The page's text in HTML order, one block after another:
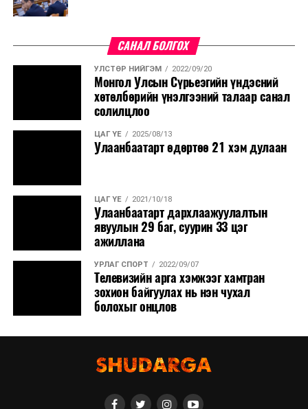
САНАЛ БОЛГОХ
УЛСТӨР НИЙГЭМ 2022/09/20
Монгол Улсын Сүрьеэгийн үндэсний
хөтөлбөрийн үнэлгээний талаар санал
солилцлоо
ЦАГ ҮЕ 2025/08/13
Улаанбаатарт өдөртөө 21 хэм дулаан
ЦАГ ҮЕ 2021/10/18
Улаанбаатарт дархлаажуулалтын
явуулын 29 баг, суурин 33 цэг
ажиллана
УРЛАГ СПОРТ 2022/09/07
Телевизийн арга хэмжээг хамтран
зохион байгуулах нь нэн чухал
болохыг онцлов